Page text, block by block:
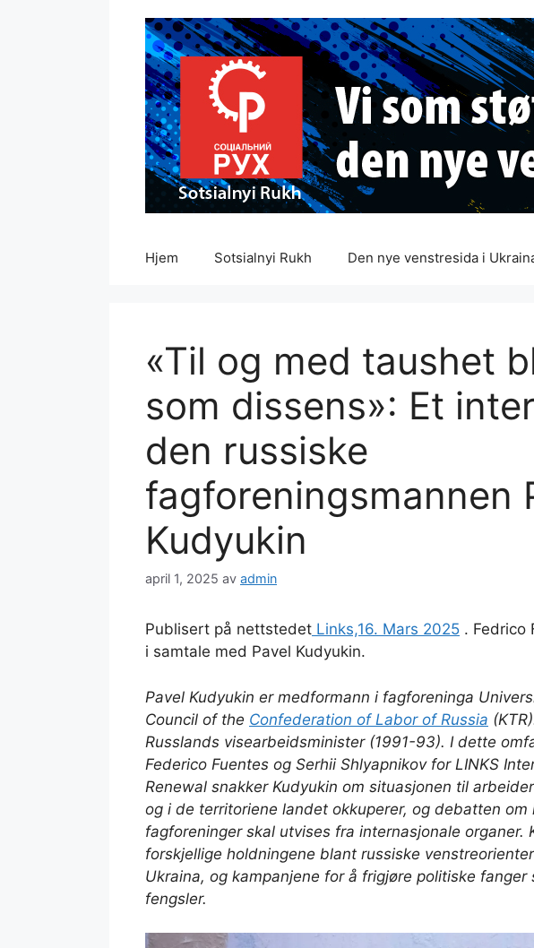
Hjem Sotsialnyi Rukh Den nye venstresida i
«Til og med taushet
som dissens»: Et
den russiske
fagforeningsmannen
Kudyukin
april 1, 2025 av admin
Publisert på nettstedet Links,16. Mars 2025 . Fedrico
i samtale med Pavel Kudyukin.
Pavel Kudyukin er medformann i fagforeninga
Council of the Confederation of Labor of Russia
Russlands visearbeidsminister (1991-93). I dette
Federico Fuentes og Serhii Shlyapnikov for LINKS
Renewal snakker Kudyukin om situasjonen til
og i de territoriene landet okkuperer, og debatten om
fagforeninger skal utvises fra internasjonale organer.
forskjellige holdningene blant russiske
Ukraina, og kampanjene for å frigjøre politiske fanger
fengsler.